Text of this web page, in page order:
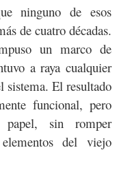
ninguno de esos
de cuatro décadas.
un marco de
a raya cualquier
sistema. El resultado
funcional, pero
papel, sin romper
del viejo